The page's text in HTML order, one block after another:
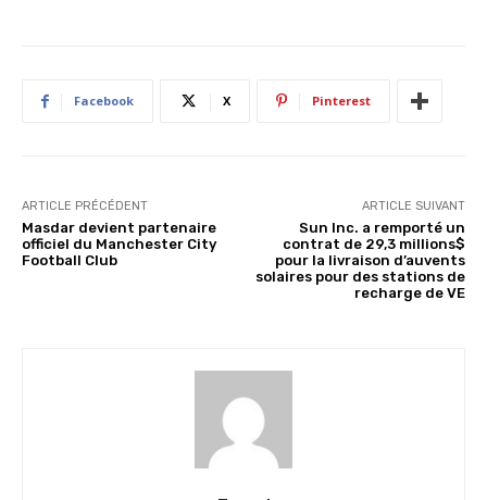
Facebook X Pinterest
ARTICLE PRÉCÉDENT
Masdar devient partenaire
officiel du Manchester City
Football Club
ARTICLE SUIVANT
Sun Inc. a remporté un
contrat de 29,3 millions$
pour la livraison d’auvents
solaires pour des stations de
recharge de VE